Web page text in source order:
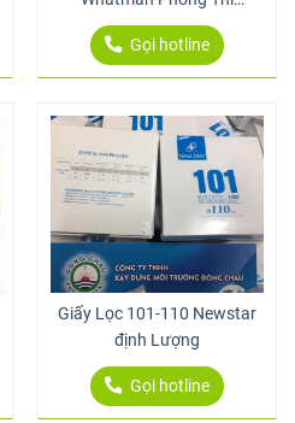
Nghiệm
Gọi hotline
Giấy Lọc 101-110 Newstar
định Lượng
Gọi hotline